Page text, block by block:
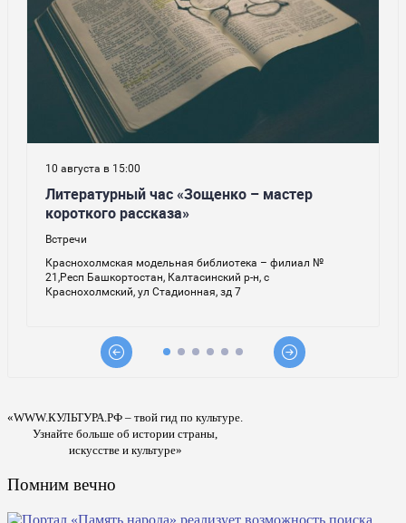
«WWW.КУЛЬТУРА.РФ – твой гид по культуре.
Узнайте больше об истории страны,
искусстве и культуре»
Помним вечно